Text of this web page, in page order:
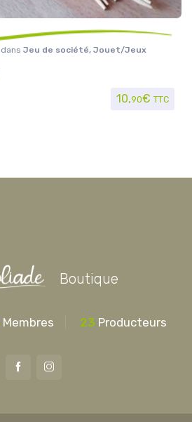
dans Jeu de société, Jouet/Jeux
10,90€ TTC
Boutique
Membres 23 Producteurs